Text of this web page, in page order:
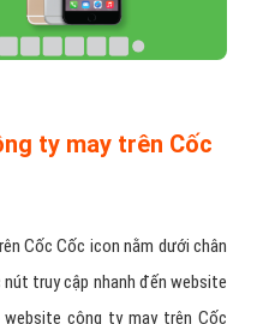
ty may trên Cốc
Cốc Cốc icon nằm dưới chân
truy cập nhanh đến website
website công ty may trên Cốc